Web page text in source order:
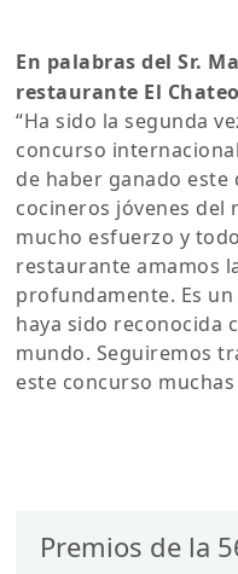
En palabras del Sr.
restaurante El
“Ha sido la segunda
concurso
de haber ganado este
cocineros jóvenes del
mucho esfuerzo y
restaurante amamos
profundamente. Es
haya sido reconocida
mundo. Seguiremos
este concurso muchas
Premios de la